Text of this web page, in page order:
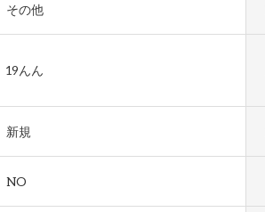
その他
19んん
新規
NO